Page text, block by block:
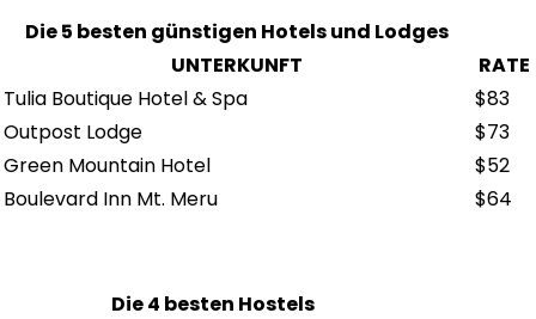
Die 5 besten günstigen Hotels und Lodges
UNTERKUNFT
RATE
Tulia Boutique Hotel & Spa
$83
Outpost Lodge
$73
Green Mountain Hotel
$52
Boulevard Inn Mt. Meru
$64
Die 4 besten Hostels